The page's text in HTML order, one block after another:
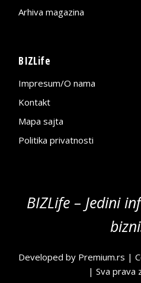
Arhiva magazina
BIZLife
Impresum/O nama
Kontakt
Mapa sajta
Politika privatnosti
BIZLife – Jedini
Developed by Premium.rs |
| Sva prava